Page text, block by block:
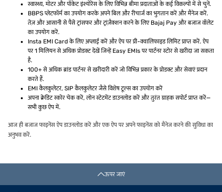
स्वास्थ्य, मोटर और पॉकेट इंश्योरेंस के लिए विभिन्न बीमा प्रदाताओं के कई विकल्पों में से चुनें.
BBPS प्लेटफॉर्म का उपयोग करके अपने बिल और रीचार्ज का भुगतान करें और मैनेज करें.
तेज़ और आसानी से पैसे ट्रांसफर और ट्रांज़ैक्शन करने के लिए Bajaj Pay और बजाज वॉलेट
का उपयोग करें.
Insta EMI Card के लिए अप्लाई करें और ऐप पर प्री-क्वालिफाइड लिमिट प्राप्त करें. ऐप
पर 1 मिलियन से अधिक प्रोडक्ट देखें जिन्हें Easy EMIs पर पार्टनर स्टोर से खरीदा जा सकता
है.
100+ से अधिक ब्रांड पार्टनर से खरीदारी करें जो विभिन्न प्रकार के प्रोडक्ट और सेवाएं प्रदान
करते हैं.
EMI कैलकुलेटर, SIP कैलकुलेटर जैसे विशेष टूल्स का उपयोग करें
अपना क्रेडिट स्कोर चेक करें, लोन स्टेटमेंट डाउनलोड करें और तुरंत ग्राहक सपोर्ट प्राप्त करें—
सभी कुछ ऐप में.
आज ही बजाज फाइनेंस ऐप डाउनलोड करें और एक ऐप पर अपने फाइनेंस को मैनेज करने की सुविधा का
अनुभव करें.
ऊपर जाएं